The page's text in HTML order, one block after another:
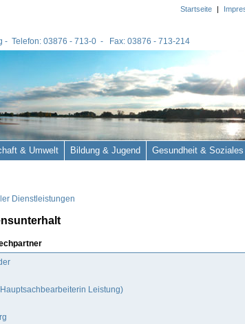
Dienstleistungen
Leistung)
- Telefon: 03876 - 713-0 - Fax: 03876 - 713-214
Startseite |
& Umwelt Bildung & Jugend Gesundheit & Soziales